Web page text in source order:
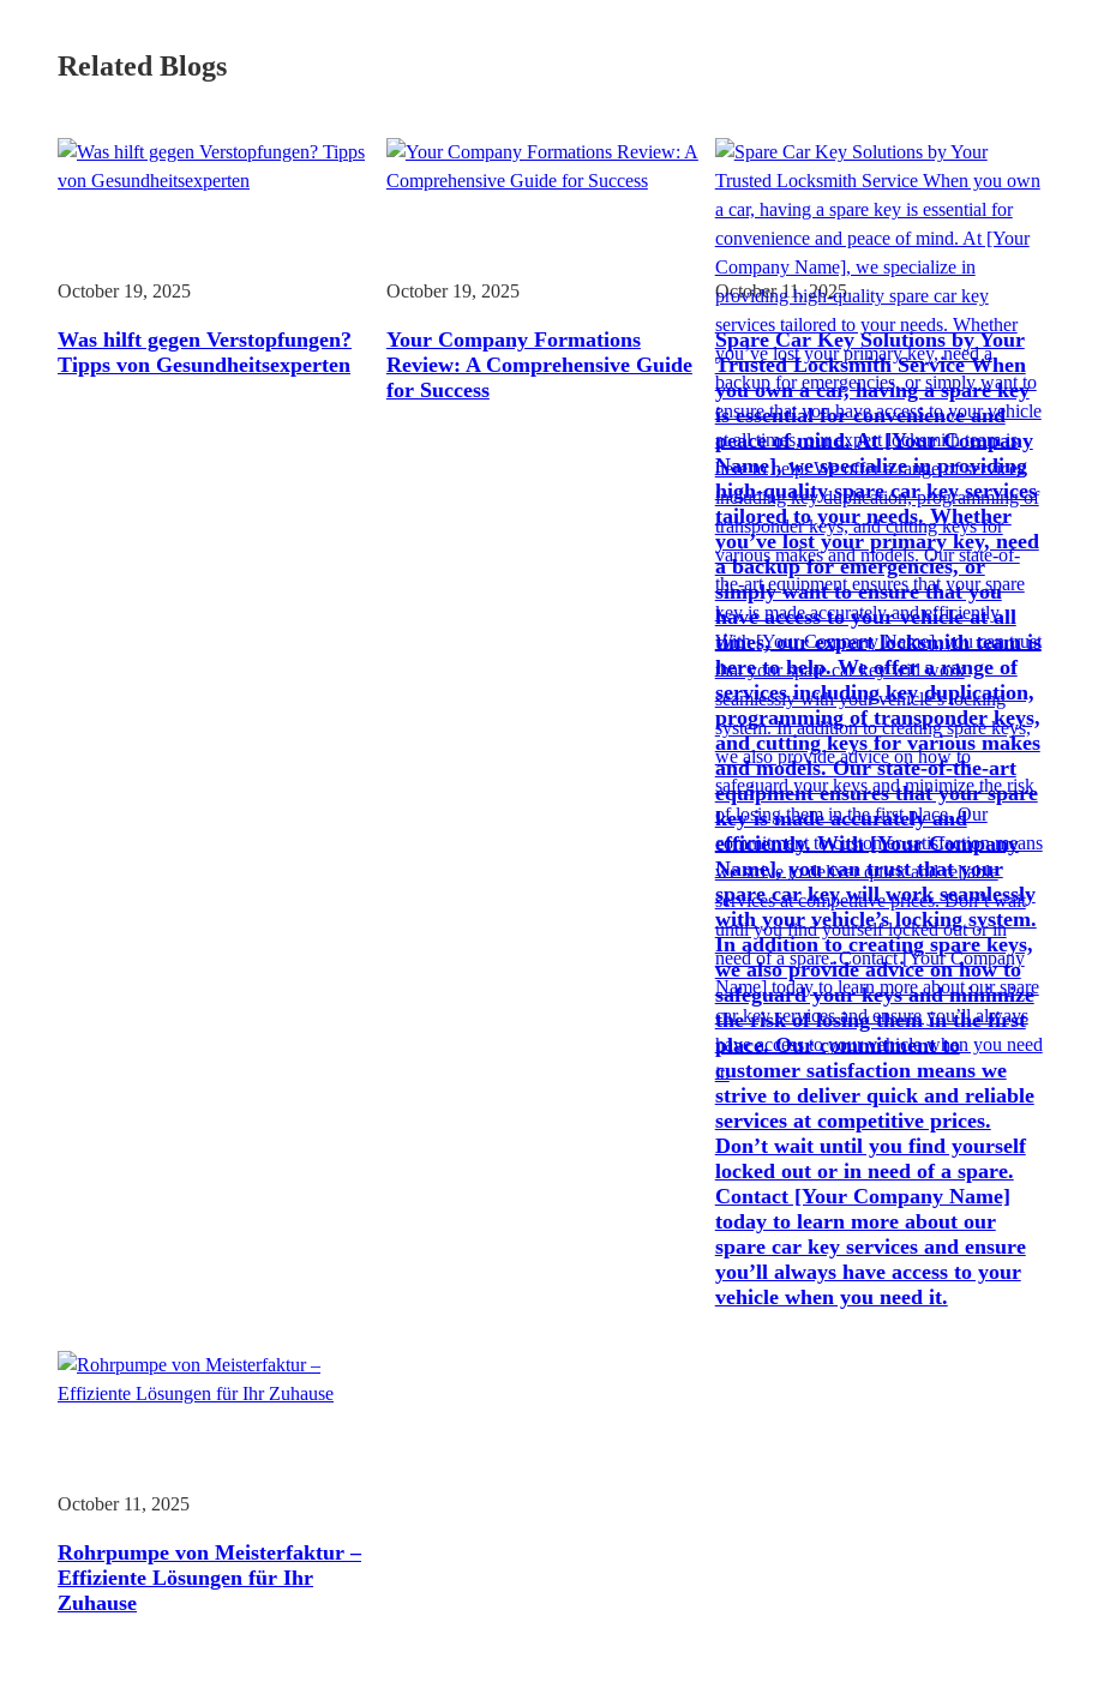
Related Blogs
October 19, 2025
Was hilft gegen Verstopfungen?
Tipps von Gesundheitsexperten
October 19, 2025
Your Company Formations
Review: A Comprehensive Guide
for Success
October 11, 2025
Spare Car Key Solutions by Your
Trusted Locksmith Service When
you own a car, having a spare key
is essential for convenience and
peace of mind. At [Your Company
Name], we specialize in providing
high-quality spare car key services
tailored to your needs. Whether
you’ve lost your primary key, need
a backup for emergencies, or
simply want to ensure that you
have access to your vehicle at all
times, our expert locksmith team is
here to help. We offer a range of
services including key duplication,
programming of transponder keys,
and cutting keys for various makes
and models. Our state-of-the-art
equipment ensures that your spare
key is made accurately and
efficiently. With [Your Company
Name], you can trust that your
spare car key will work seamlessly
with your vehicle’s locking system.
In addition to creating spare keys,
we also provide advice on how to
safeguard your keys and minimize
the risk of losing them in the first
place. Our commitment to
customer satisfaction means we
strive to deliver quick and reliable
services at competitive prices.
Don’t wait until you find yourself
locked out or in need of a spare.
Contact [Your Company Name]
today to learn more about our
spare car key services and ensure
you’ll always have access to your
vehicle when you need it.
October 11, 2025
Rohrpumpe von Meisterfaktur –
Effiziente Lösungen für Ihr
Zuhause